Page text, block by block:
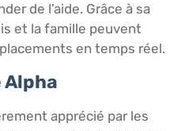
de l’aide. Grâce à sa
et la famille peuvent
en temps réel.
Alpha
apprécié par les